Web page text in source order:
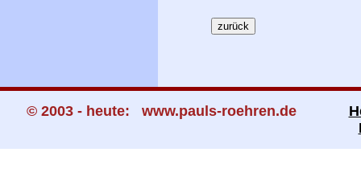
© 2003 - heute: www.pauls-roehren.de